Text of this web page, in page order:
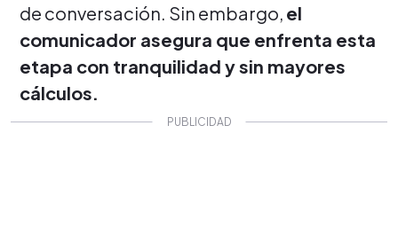
de conversación. Sin embargo, el
comunicador asegura que enfrenta esta
etapa con tranquilidad y sin mayores
cálculos.